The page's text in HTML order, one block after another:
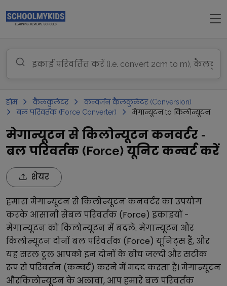
होम कैलकुलेटर
कन्वर्जन कैलकुलेटर (Conversion)
बल परिवर्तक (Force Converter)
मेगान्यूटन to किलोन्यूटन
मेगान्यूटन से किलोन्यूटन कनवर्टर -
बल परिवर्तक (Force) यूनिट कन्वर्ट करें
शेयर
हमारामेगान्यूटनसेकिलोन्यूटनकनवर्टर का उपयोग
करके आसानी सेबल परिवर्तक (Force) इकाइयों -
मेगान्यूटनकोकिलोन्यूटनमें बदलें. मेगान्यूटन और
किलोन्यूटनदोनोंबल परिवर्तक (Force) यूनिट्स हैं, और
यह सरल टूल आपको इन दोनों के बीच जल्दी और सटीक
रूप से परिवर्तन (कन्वर्ट) करने में मदद करता है। मेगान्यूटन
औरकिलोन्यूटनके अलावा, आप हमारेबल परिवर्तक